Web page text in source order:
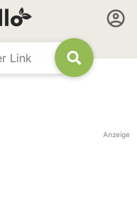
Anzeige